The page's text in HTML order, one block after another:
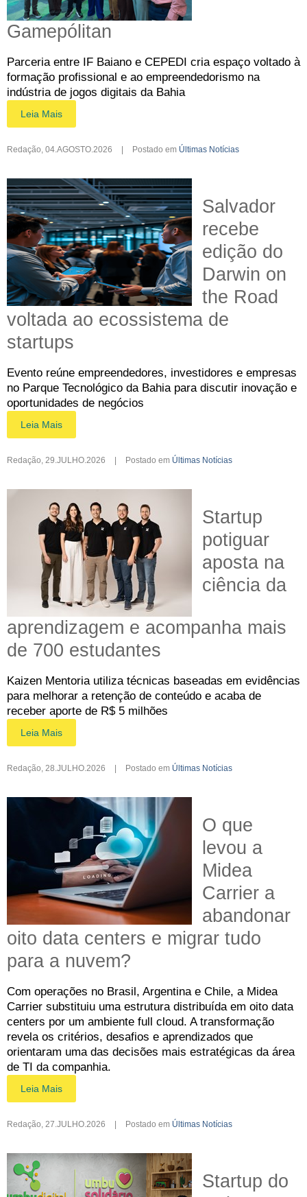
Gamepólitan
Parceria entre IF Baiano e CEPEDI cria espaço voltado à
formação profissional e ao empreendedorismo na
indústria de jogos digitais da Bahia
Leia Mais
Redação 04.AGOSTO.2026 | Postado em Últimas Notícias
Salvador
recebe
edição do
Darwin on
the Road
voltada ao ecossistema de
startups
Evento reúne empreendedores, investidores e empresas
no Parque Tecnológico da Bahia para discutir inovação e
oportunidades de negócios
Leia Mais
Redação 29.JULHO.2026 | Postado em Últimas Notícias
Startup
potiguar
aposta na
ciência da
aprendizagem e acompanha mais
de 700 estudantes
Kaizen Mentoria utiliza técnicas baseadas em evidências
para melhorar a retenção de conteúdo e acaba de
receber aporte de R$ 5 milhões
Leia Mais
Redação 28.JULHO.2026 | Postado em Últimas Notícias
O que
levou a
Midea
Carrier a
abandonar
oito data centers e migrar tudo
para a nuvem?
Com operações no Brasil, Argentina e Chile, a Midea
Carrier substituiu uma estrutura distribuída em oito data
centers por um ambiente full cloud. A transformação
revela os critérios, desafios e aprendizados que
orientaram uma das decisões mais estratégicas da área
de TI da companhia.
Leia Mais
Redação 27.JULHO.2026 | Postado em Últimas Notícias
Startup do